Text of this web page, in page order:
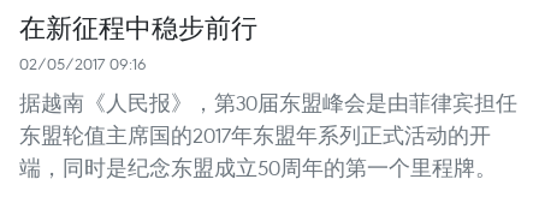
在新征程中稳步前行
02/05/2017 09:16
据越南《人民报》，第30届东盟峰会是由菲律宾担任
东盟轮值主席国的2017年东盟年系列正式活动的开
端，同时是纪念东盟成立50周年的第一个里程牌。